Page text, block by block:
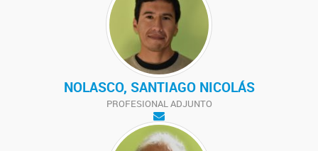
NOLASCO, SANTIAGO NICOLÁS
PROFESIONAL ADJUNTO